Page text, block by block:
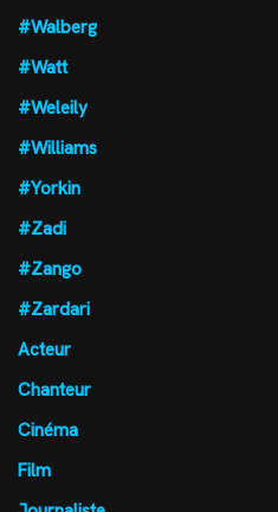
#Walberg
#Watt
#Weleily
#Williams
#Yorkin
#Zadi
#Zango
#Zardari
Acteur
Chanteur
Cinéma
Film